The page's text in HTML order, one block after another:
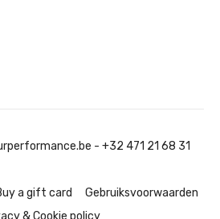
- +32 471 21 68 31
a gift card
Gebruiksvoorwaarden
& Cookie policy